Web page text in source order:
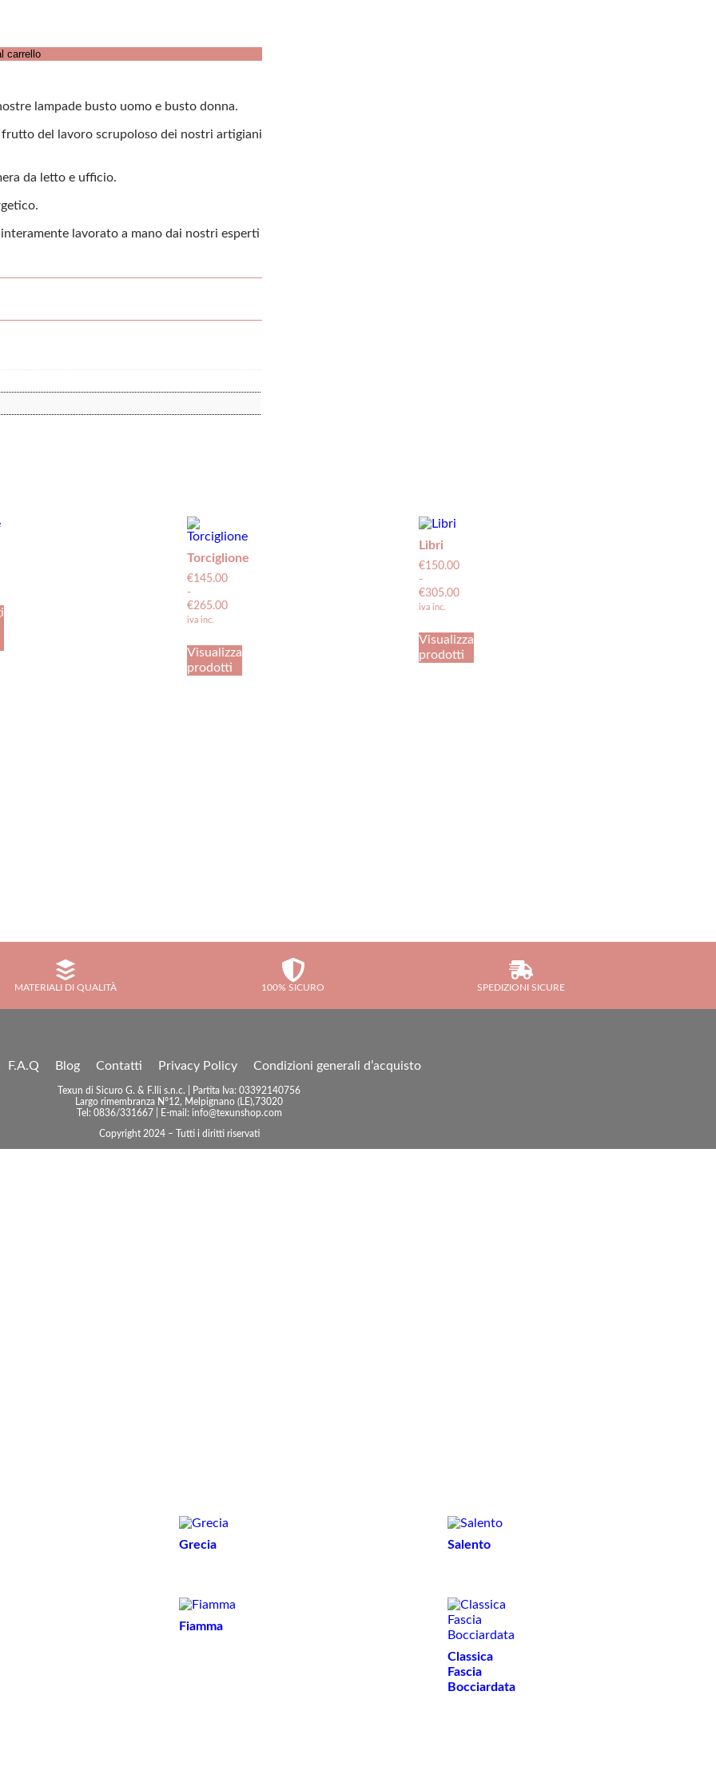
carrello
lampade busto uomo e busto donna.
del lavoro scrupoloso dei nostri artigiani
da letto e ufficio.
lavorato a mano dai nostri esperti
Torciglione
€145.00
-
€265.00
iva inc.
Visualizza
prodotti
Libri
€150.00
-
€305.00
iva inc.
Visualizza
prodotti
MATERIALI DI QUALITÀ 100% SICURO SPEDIZIONI SICURE
F.A.Q Blog Contatti Privacy Policy Condizioni generali d’acquisto
Texun di Sicuro G. & F.lli s.n.c. | Partita Iva: 03392140756
Largo rimembranza N°12, Melpignano (LE),73020
Tel: 0836/331667 | E-mail: info@texunshop.com
Copyright 2024 – Tutti i diritti riservati
Grecia Salento
Fiamma
Classica
Fascia
Bocciardata